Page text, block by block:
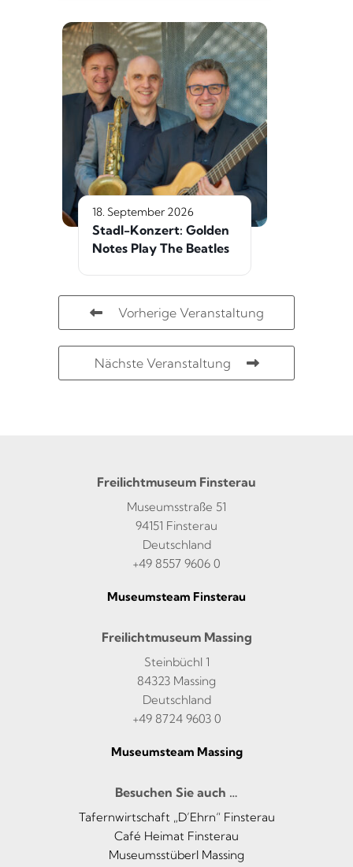
18. September 2026
Stadl-Konzert: Golden
Notes Play The Beatles
Vorherige Veranstaltung
Nächste Veranstaltung
Freilichtmuseum Finsterau
Museumsstraße 51
94151 Finsterau
Deutschland
+49 8557 9606 0
Museumsteam Finsterau
Freilichtmuseum Massing
Steinbüchl 1
84323 Massing
Deutschland
+49 8724 9603 0
Museumsteam Massing
Besuchen Sie auch …
Tafernwirtschaft „D’Ehrn“ Finsterau
Café Heimat Finsterau
Museumsstüberl Massing